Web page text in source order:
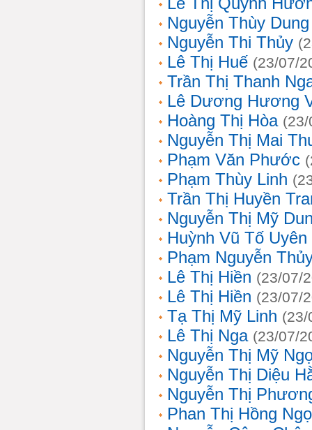
Nguyễn Thùy Dung
Nguyễn Thi Thủy
Lê Thị Huế (23/07/
Trần Thị Thanh
Lê Dương Hương
Hoàng Thị Hòa
Nguyễn Thị Mai
Phạm Văn Phước
Phạm Thùy Linh
Trần Thị Huyền
Nguyễn Thị Mỹ
Huỳnh Vũ Tố Uyên
Phạm Nguyễn
Lê Thị Hiền (23/07/
Lê Thị Hiền (23/07/
Tạ Thị Mỹ Linh (23/
Lê Thị Nga (23/07/
Nguyễn Thị Mỹ
Nguyễn Thị Diệu
Nguyễn Thị
Phan Thị Hồng